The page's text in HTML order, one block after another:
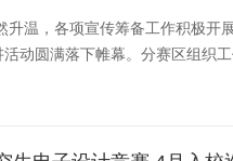
温，各项宣传筹备工作积极
动圆满落下帷幕。分赛区组织工